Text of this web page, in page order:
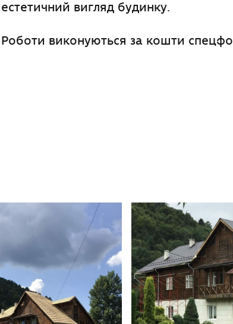
естетичний вигляд будинку.
Роботи виконуються за кошти